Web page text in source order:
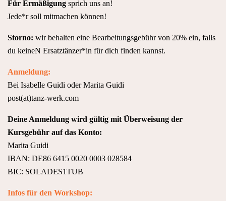
Für Ermäßigung sprich uns an!
Jede*r soll mitmachen können!
Storno: wir behalten eine Bearbeitungsgebühr von 20% ein, falls
du keineN Ersatztänzer*in für dich finden kannst.
Anmeldung:
Bei Isabelle Guidi oder Marita Guidi
post(at)tanz-werk.com
Deine Anmeldung wird gültig mit Überweisung der
Kursgebühr auf das Konto:
Marita Guidi
IBAN: DE86 6415 0020 0003 028584
BIC: SOLADES1TUB
Infos für den Workshop: